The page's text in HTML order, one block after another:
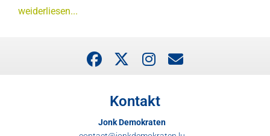
weiderliesen...
Kontakt
Jonk Demokraten